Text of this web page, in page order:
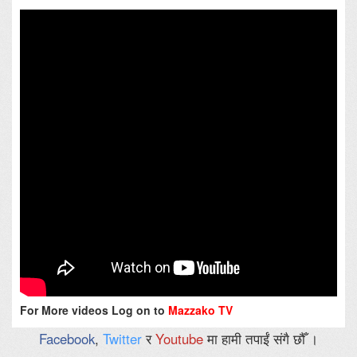
For More videos Log on to Mazzako TV
Facebook, TwitterरYoutubeमा हामी तपाईं संगै छौँ ।